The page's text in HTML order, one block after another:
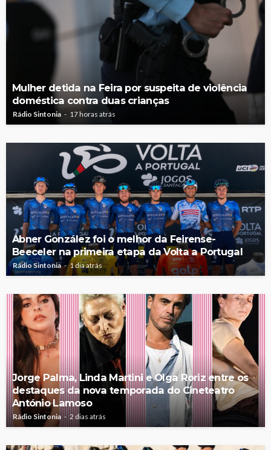
Mulher detida na Feira por suspeita de violência
doméstica contra duas crianças
Rádio Sintonia 17 horas atrás
Abner González foi o melhor da Feirense-
Beeceler na primeira etapa da Volta a Portugal
Rádio Sintonia 1 dia atrás
Jorge Palma, Linda Martini e Olga Roriz entre os
destaques da nova temporada do Cineteatro
António Lamoso
Rádio Sintonia 2 dias atrás